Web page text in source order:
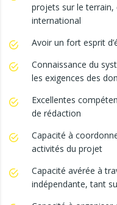
projets sur le terrain,
international
Avoir un fort esprit
Connaissance du
les exigences des
Excellentes
de rédaction
Capacité à
activités du projet
Capacité avérée à
indépendante, tant